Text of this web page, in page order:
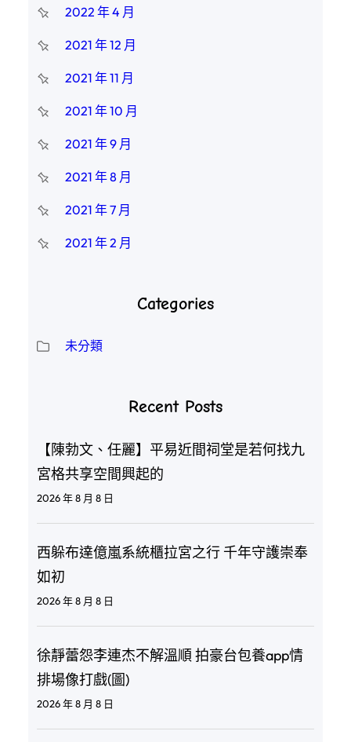
2022 年 4 月
2021 年 12 月
2021 年 11 月
2021 年 10 月
2021 年 9 月
2021 年 8 月
2021 年 7 月
2021 年 2 月
Categories
未分類
Recent Posts
【陳勃文、任麗】平易近間祠堂是若何找九
宮格共享空間興起的
2026 年 8 月 8 日
西躲布達億嵐系統櫃拉宮之行 千年守護崇奉
如初
2026 年 8 月 8 日
徐靜蕾怨李連杰不解溫順 拍豪台包養app情
排場像打戲(圖)
2026 年 8 月 8 日